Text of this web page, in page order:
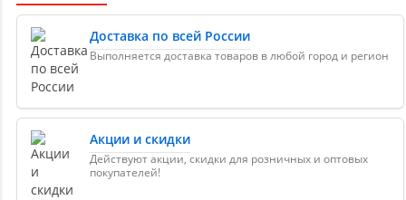
Доставка по всей России
Выполняется доставка товаров в любой город и регион
Акции и скидки
Действуют акции, скидки для розничных и оптовых
покупателей!